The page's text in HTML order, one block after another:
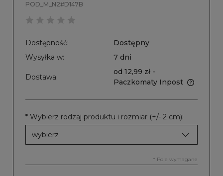
POD_M_N2#D147B
Dostępność:
Dostępny
Wysyłka w:
7 dni
Dostawa:
od 12,99 zł -
Paczkomaty Inpost
* Wybierz rodzaj produktu i rozmiar (+/- 2 cm):
* Pole wymagane